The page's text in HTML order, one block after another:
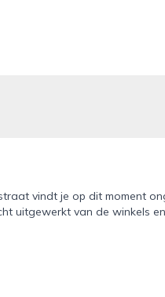
vindt je op dit moment
uitgewerkt van de winkels